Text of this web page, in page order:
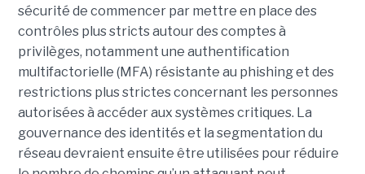
sécurité de commencer par mettre en place des
contrôles plus stricts autour des comptes à
privilèges, notamment une authentification
multifactorielle (MFA) résistante au phishing et des
restrictions plus strictes concernant les personnes
autorisées à accéder aux systèmes critiques. La
gouvernance des identités et la segmentation du
réseau devraient ensuite être utilisées pour réduire